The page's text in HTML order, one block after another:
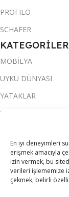
En iyi deneyimleri
erişmek amacıyla
izin vermek, bu
verileri işlememize
çekmek, belirli
PROFILO
SCHAFER
KATEGORİLER
MOBİLYA
UYKU DÜNYASI
YATAKLAR
YATAK ODASI
KOLTUK TAKIMI
YEMEK ODASI
SOFRA & MUTFAK